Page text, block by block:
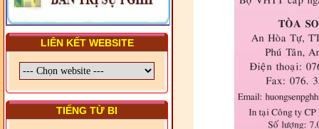
LIÊN KẾT WEBSITE
TIẾNG TỪ BI